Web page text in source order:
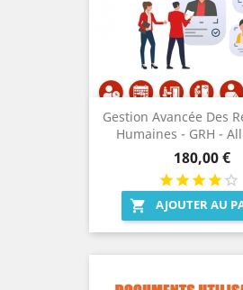
Gestion Avancée Des
Humaines - GRH -
Prix
180,00 €
 AJOUTER AU